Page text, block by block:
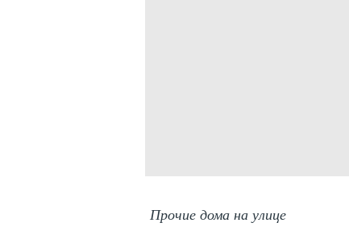
Прочие дома на улице